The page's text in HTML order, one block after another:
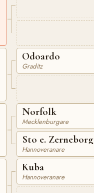
Odoardo
Graditz
Norfolk
Mecklenburgare
Sto e. Zerneborg
Hannoveranare
Kuba
Hannoveranare